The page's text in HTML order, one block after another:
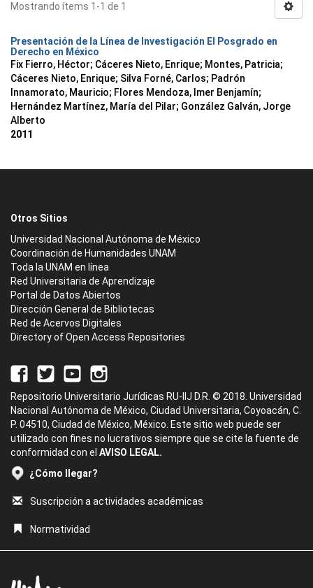
Mostrando ítems 1-1 de 1
Presentación de la Línea de Investigación El Posgrado en
Derecho en México
Fix Fierro, Héctor; Cáceres Nieto, Enrique; Montes, Patricia;
Cáceres Nieto, Enrique; Silva Forné, Carlos; Padrón
Innamorato, Mauricio; Flores Mendoza, Imer Benjamín;
Hernández Martínez, María del Pilar; González Galván, Jorge
Alberto
2011
Otros Sitios
Universidad Nacional Autónoma de México
Coordinación de Humanidades UNAM
Toda la UNAM en línea
Red Universitaria de Aprendizaje
Portal de Datos Abiertos
Dirección General de Bibliotecas
Red de Acervos Digitales
Directory of Open Access Repositories
Repositorio Universitario Jurídicas RU-IIJ D.R. © 2018. Universidad
Nacional Autónoma de México, Ciudad Universitaria, Coyoacán, C.
P. 04510, Ciudad de México, México. Este sitio web puede ser
utilizado con fines no lucrativos siempre que se cite la fuente de
conformidad con el AVISO LEGAL.
¿Cómo llegar?
Suscripción a actividades académicas
Normatividad